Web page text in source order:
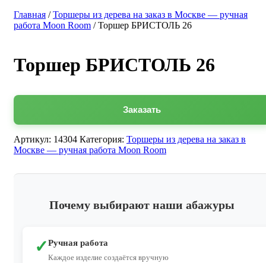
Главная /Торшеры из дерева на заказ в Москве — ручная
работа Moon Room / Торшер БРИСТОЛЬ 26
Торшер БРИСТОЛЬ 26
Заказать
Артикул: 14304 Категория: Торшеры из дерева на заказ в
Москве — ручная работа Moon Room
Почему выбирают наши абажуры
✓Ручная работа
Каждое изделие создаётся вручную